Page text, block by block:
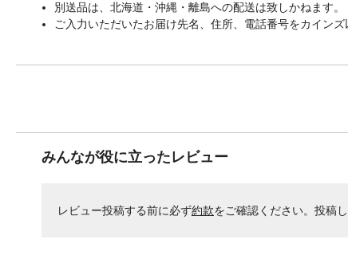
別送品は、北海道・沖縄・離島への配送は致しかねます。
ご入力いただいたお届け先名、住所、電話番号をカイン
みんなが役に立ったレビュー
レビュー投稿する前に必ず約款をご確認ください。投稿